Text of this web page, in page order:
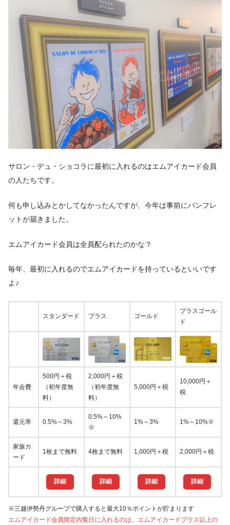
サロン・デュ・ショコラに最初に入れるのはエムアイカード会員
の人たちです。
何も申し込みとかしてなかったんですが、今年は事前にパンフレ
ットが届きました。
エムアイカード会員は全員配られたのかな？
毎年、最初に入れるのでエムアイカードを持っているといいです
よ♪
スタンダード プラス ゴールド
プラスゴール
ド
年会費
500円＋税
（初年度無
料）
2,000円＋税
（初年度無
料）
5,000円＋税
10,000円＋
税
還元率 0.5%～3%
0.5%～10%
※
1%～3% 1%～10%※
家族カ
ード
1枚まで無料 4枚まで無料 1,000円＋税 2,000円＋税
詳細 詳細 詳細 詳細
※三越伊勢丹グループで購入すると最大10％ポイントが貯まります
エムアイカード会員限定内覧日に入れるのは、エムアイカードプラス以上の